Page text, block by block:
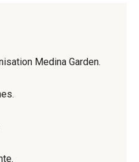
Medina Garden.